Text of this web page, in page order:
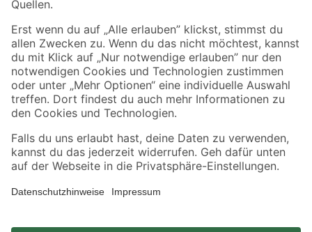
Jetzt die toom-App herunterladen
Alle Preisangaben in EUR inkl. gesetzl. MwSt.. Die dargestellten Angebote sind unter
Umständen nicht in allen Märkten verfügbar. Die angegebenen Verfügbarkeiten beziehen
sich auf den unter "Mein Markt" ausgewählten toom Baumarkt. Alle Angebote und
*Paketversand ab 59 € versandkostenfrei, gilt nicht für Artikel mit Speditionsversand, hier
fallen zusätzliche Versandkosten an.